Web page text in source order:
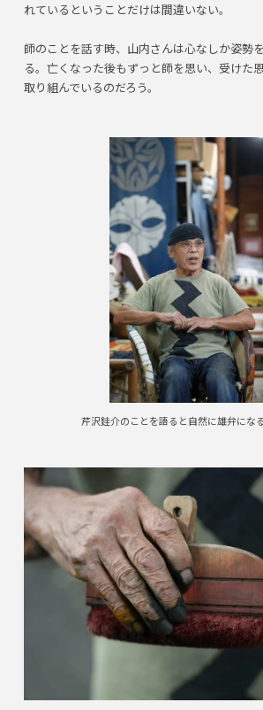
れているということだけは間違いない。
師のことを話す時、山内さんは心なしか姿勢
る。亡くなった後もずっと師を思い、受けた
取り組んでいるのだろう。
芹沢銈介のことを語ると自然に雄弁にな